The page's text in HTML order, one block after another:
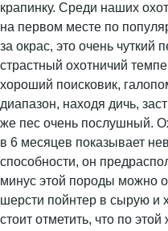
крапинку. Среди наших
на первом месте по
за окрас, это очень чуткий
страстный охотничий
хороший поисковик,
диапазон, находя дичь,
же пес очень послушный.
в 6 месяцев показывает
способности, он
минус этой породы можно
шерсти пойнтер в сырую и
стоит отметить, что по